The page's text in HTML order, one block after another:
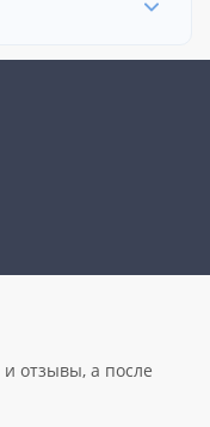
отзывы, а после